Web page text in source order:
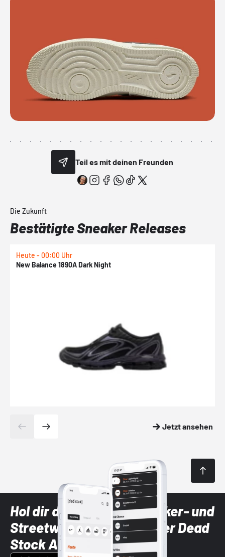
Teil es mit deinen Freunden
Die Zukunft
Bestätigte Sneaker Releases
Heute - 00:00 Uhr
New Balance 1890A Dark Night
Jetzt ansehen
Hol dir die neuesten Sneaker- und
Streetwear-Brands mit der Dead
Stock App